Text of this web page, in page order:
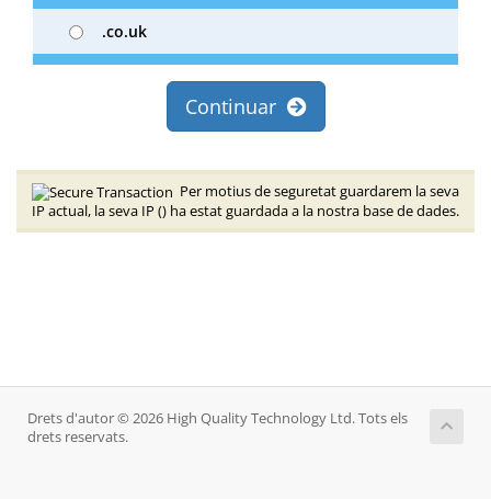
.co.uk
Continuar
Per motius de seguretat guardarem la seva
IP actual, la seva IP () ha estat guardada a la nostra base de dades.
Drets d'autor © 2026 High Quality Technology Ltd. Tots els
drets reservats.